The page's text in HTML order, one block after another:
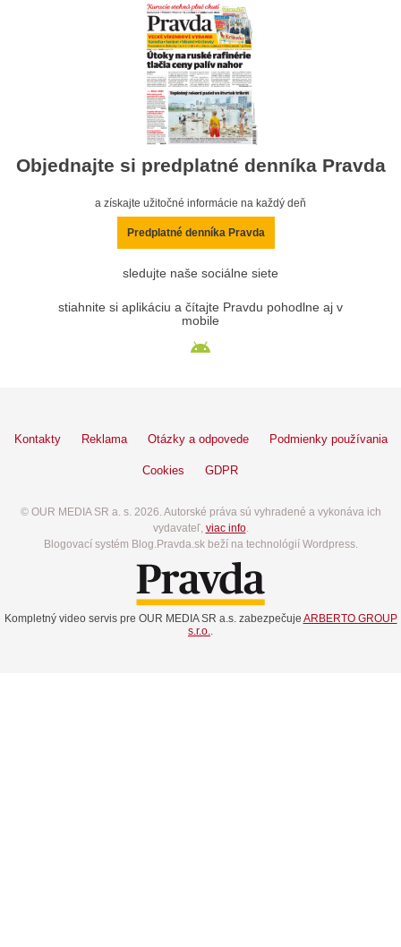
Objednajte si predplatné denníka Pravda
a získajte užitočné informácie na každý deň
Predplatné denníka Pravda
sledujte naše sociálne siete
stiahnite si aplikáciu a čítajte Pravdu pohodlne aj v
mobile
Kontakty Reklama Otázky a odpovede Podmienky používania
Cookies GDPR
© OUR MEDIA SR a. s. 2026. Autorské práva sú vyhradené a vykonáva ich
vydavateľ, viac info.
Blogovací systém Blog.Pravda.sk beží na technológií Wordpress.
Kompletný video servis pre OUR MEDIA SR a.s. zabezpečuje ARBERTO GROUP
s.r.o..